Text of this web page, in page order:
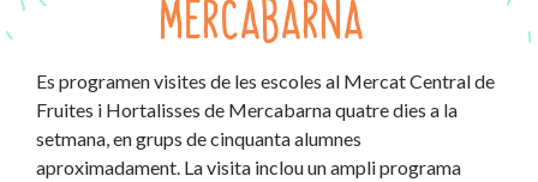
MERCABARNA
Es programen visites de les escoles al Mercat Central de
Fruites i Hortalisses de Mercabarna quatre dies a la
setmana, en grups de cinquanta alumnes
aproximadament. La visita inclou un ampli programa